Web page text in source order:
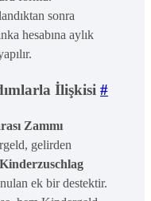
sonra
hesabına aylık
İlişkisi #
Zammı
gelirden
Kinderzuschlag
ek bir destektir.